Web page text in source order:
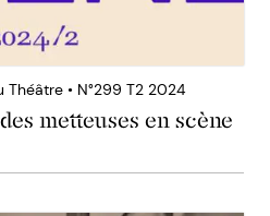
Théâtre • N°299 T2 2024
metteuses en scène